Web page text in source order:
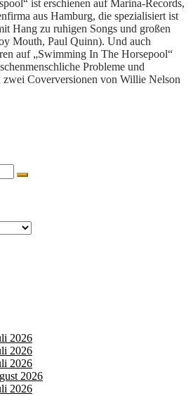
ist erschienen auf Marina-Records,
aus Hamburg, die spezialisiert ist
Hang zu ruhigen Songs und großen
Mouth, Paul Quinn). Und auch
auf „Swimming In The Horsepool“
Probleme und
zwei Coverversionen von Willie Nelson
2026
2026
2026
2026
2026